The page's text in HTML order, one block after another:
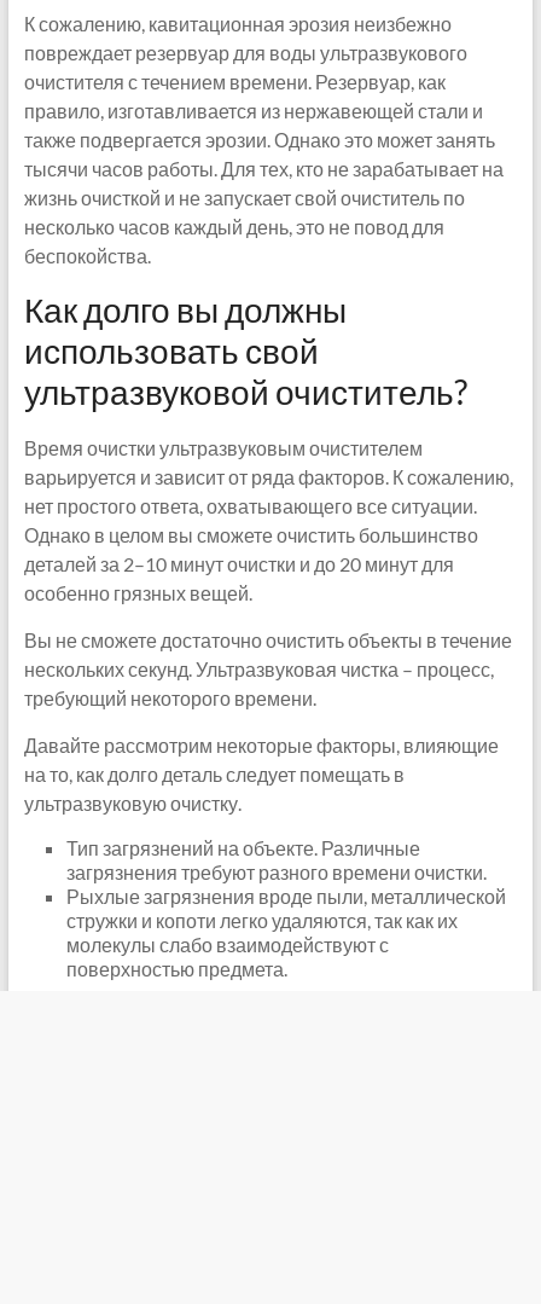
К сожалению, кавитационная эрозия неизбежно
повреждает резервуар для воды ультразвукового
очистителя с течением времени. Резервуар, как
правило, изготавливается из нержавеющей стали и
также подвергается эрозии. Однако это может занять
тысячи часов работы. Для тех, кто не зарабатывает на
жизнь очисткой и не запускает свой очиститель по
несколько часов каждый день, это не повод для
беспокойства.
Как долго вы должны
использовать свой
ультразвуковой очиститель?
Время очистки ультразвуковым очистителем
варьируется и зависит от ряда факторов. К сожалению,
нет простого ответа, охватывающего все ситуации.
Однако в целом вы сможете очистить большинство
деталей за 2–10 минут очистки и до 20 минут для
особенно грязных вещей.
Вы не сможете достаточно очистить объекты в течение
нескольких секунд. Ультразвуковая чистка – процесс,
требующий некоторого времени.
Давайте рассмотрим некоторые факторы, влияющие
на то, как долго деталь следует помещать в
ультразвуковую очистку.
Тип загрязнений на объекте. Различные
загрязнения требуют разного времени очистки.
Рыхлые загрязнения вроде пыли, металлической
стружки и копоти легко удаляются, так как их
молекулы слабо взаимодействуют с
поверхностью предмета.